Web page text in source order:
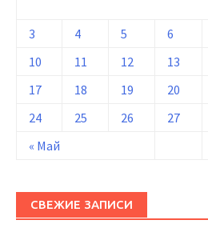
« Май
3
4 5 6
10
11 12 13
17
18 19 20
24
25 26 27
СВЕЖИЕ ЗАПИСИ